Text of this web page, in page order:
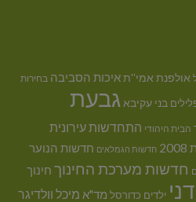
אולפנת אמי''תאיכות הסביבה בחירות
בני עקיבא גבעת
הבית היהודי התחדשות עירונית
חדשות הגמלאים חדשות הנוער
חדשות מערכת החינוך חינוך
ילדים כדורסל מד"א מיכל וולדיגר